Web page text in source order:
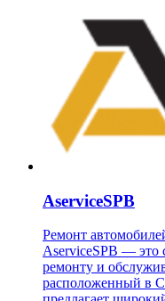
AserviceSPB
Ремонт
AserviceSPB — это
ремонту и
расположенный в